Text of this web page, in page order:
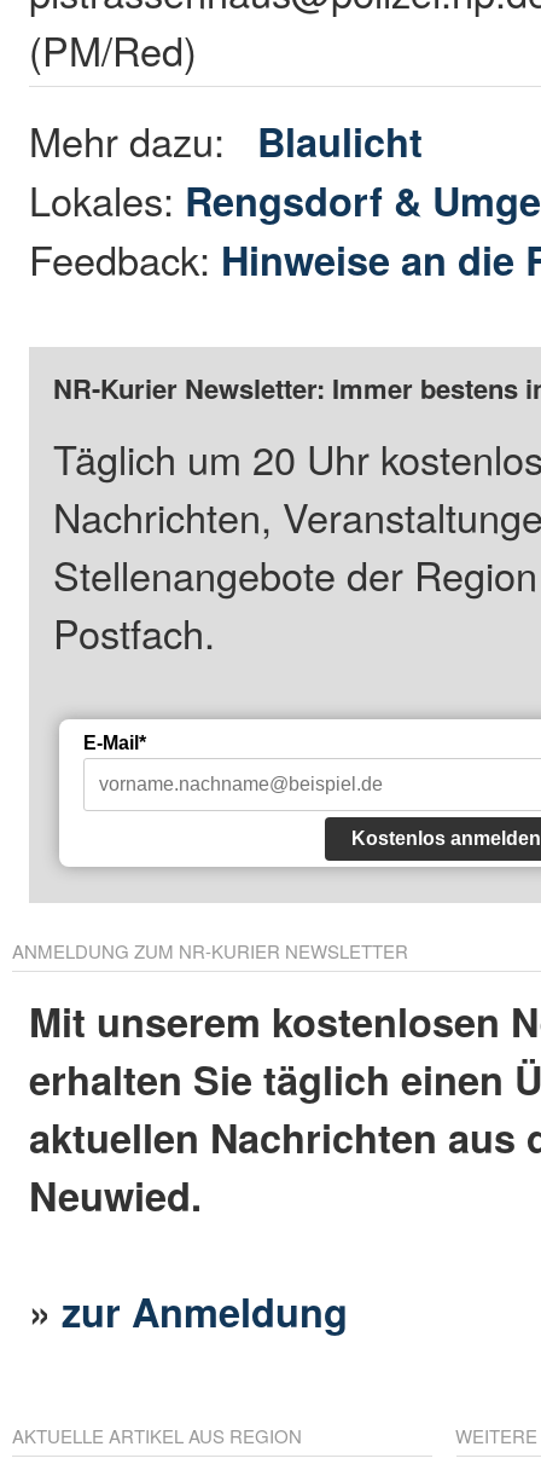
(PM/Red)
Mehr dazu: Blaulicht
Lokales: Rengsdorf &
Feedback: Hinweise an die
NR-Kurier Newsletter: Immer bestens
Täglich um 20 Uhr
Nachrichten,
Stellenangebote der
Postfach.
E-Mail*
Kostenlos anmelden
ANMELDUNG ZUM NR-KURIER NEWSLETTER
Mit unserem kostenlosen
erhalten Sie täglich einen
aktuellen Nachrichten aus
Neuwied.
»zur Anmeldung
AKTUELLE ARTIKEL AUS REGION